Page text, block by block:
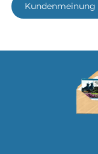
Kundenmeinung